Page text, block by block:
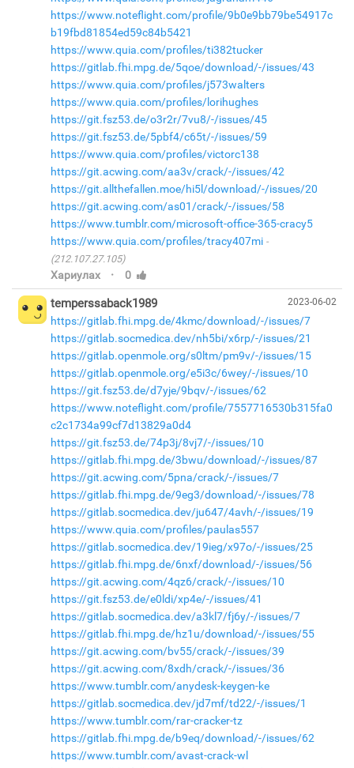
https://www.noteflight.com/profile/9b0e9bb79be54917c
b19fbd81854ed59c84b5421
https://www.quia.com/profiles/ti382tucker
https://gitlab.fhi.mpg.de/5qoe/download/-/issues/43
https://www.quia.com/profiles/j573walters
https://www.quia.com/profiles/lorihughes
https://git.fsz53.de/o3r2r/7vu8/-/issues/45
https://git.fsz53.de/5pbf4/c65t/-/issues/59
https://www.quia.com/profiles/victorc138
https://git.acwing.com/aa3v/crack/-/issues/42
https://git.allthefallen.moe/hi5l/download/-/issues/20
https://git.acwing.com/as01/crack/-/issues/58
https://www.tumblr.com/microsoft-office-365-cracy5
https://www.quia.com/profiles/tracy407mi
(212.107.27.105)
Хариулах · 0
2023-06-02
temperssaback1989
https://gitlab.fhi.mpg.de/4kmc/download/-/issues/7
https://gitlab.socmedica.dev/nh5bi/x6rp/-/issues/21
https://gitlab.openmole.org/s0ltm/pm9v/-/issues/15
https://gitlab.openmole.org/e5i3c/6wey/-/issues/10
https://git.fsz53.de/d7yje/9bqv/-/issues/62
https://www.noteflight.com/profile/7557716530b315fa0
c2c1734a99cf7d13829a0d4
https://git.fsz53.de/74p3j/8vj7/-/issues/10
https://gitlab.fhi.mpg.de/3bwu/download/-/issues/87
https://git.acwing.com/5pna/crack/-/issues/7
https://gitlab.fhi.mpg.de/9eg3/download/-/issues/78
https://gitlab.socmedica.dev/ju647/4avh/-/issues/19
https://www.quia.com/profiles/paulas557
https://gitlab.socmedica.dev/19ieg/x97o/-/issues/25
https://gitlab.fhi.mpg.de/6nxf/download/-/issues/56
https://git.acwing.com/4qz6/crack/-/issues/10
https://git.fsz53.de/e0ldi/xp4e/-/issues/41
https://gitlab.socmedica.dev/a3kl7/fj6y/-/issues/7
https://gitlab.fhi.mpg.de/hz1u/download/-/issues/55
https://git.acwing.com/bv55/crack/-/issues/39
https://git.acwing.com/8xdh/crack/-/issues/36
https://www.tumblr.com/anydesk-keygen-ke
https://gitlab.socmedica.dev/jd7mf/td22/-/issues/1
https://www.tumblr.com/rar-cracker-tz
https://gitlab.fhi.mpg.de/b9eq/download/-/issues/62
https://www.tumblr.com/avast-crack-wl